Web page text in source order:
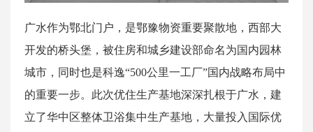
广水作为鄂北门户，是鄂豫物资重要聚散地，西部大
开发的桥头堡，被住房和城乡建设部命名为国内园林
城市，同时也是科逸“500公里一工厂”国内战略布局中
的重要一步。此次优住生产基地深深扎根于广水，建
立了华中区整体卫浴集中生产基地，大量投入国际优